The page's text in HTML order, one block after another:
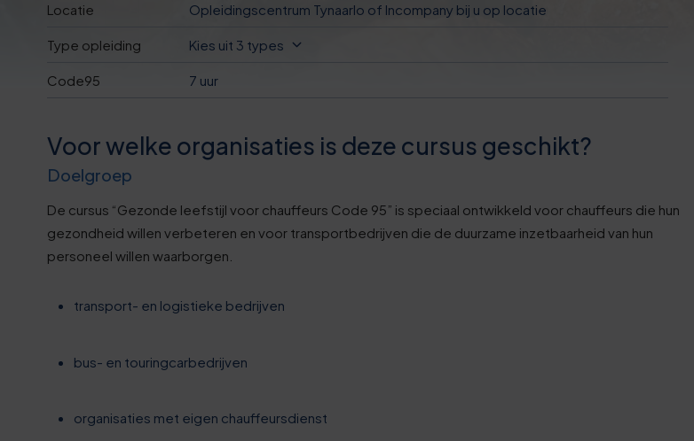
Locatie Opleidingscentrum Tynaarlo of Incompany bij u op locatie
Type opleiding Kies uit 3 types
Code95 7 uur
Voor welke organisaties is deze cursus geschikt?
Doelgroep
De cursus “Gezonde leefstijl voor chauffeurs Code 95” is speciaal ontwikkeld voor chauffeurs die hun
gezondheid willen verbeteren en voor transportbedrijven die de duurzame inzetbaarheid van hun
personeel willen waarborgen.
transport- en logistieke bedrijven
bus- en touringcarbedrijven
organisaties met eigen chauffeursdienst